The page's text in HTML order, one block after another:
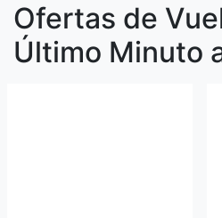
Ofertas de
Último Minuto